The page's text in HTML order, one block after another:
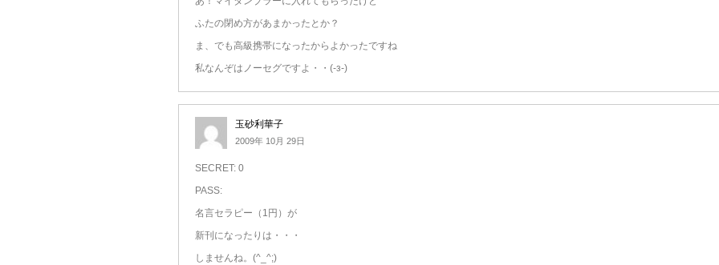
ふたの閉め方があまかったとか？
ま、でも高級携帯になったからよかったですね
私なんぞはノーセグですよ・・(-з-)
玉砂利華子
2009年 10月 29日
SECRET: 0
PASS:
名言セラピー（1円）が
新刊になったりは・・・
しませんね。(^_^;)